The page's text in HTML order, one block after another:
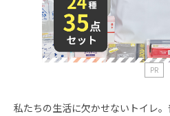
PR
私たちの生活に欠かせないトイレ